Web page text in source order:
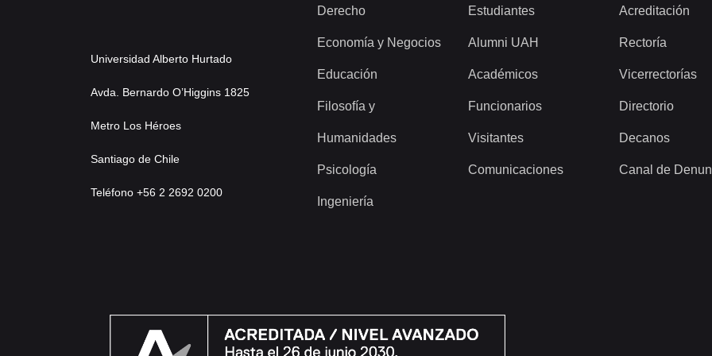
Universidad Alberto Hurtado
Avda. Bernardo O’Higgins 1825
Metro Los Héroes
Santiago de Chile
Teléfono +56 2 2692 0200
Derecho
Economía y Negocios
Educación
Filosofía y
Humanidades
Psicología
Ingeniería
Estudiantes
Alumni UAH
Académicos
Funcionarios
Visitantes
Comunicaciones
Acreditación
Rectoría
Vicerrectorías
Directorio
Decanos
Canal de